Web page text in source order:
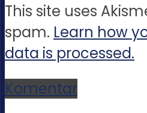
This site uses
spam. Learn how
data is processed.
Komentar